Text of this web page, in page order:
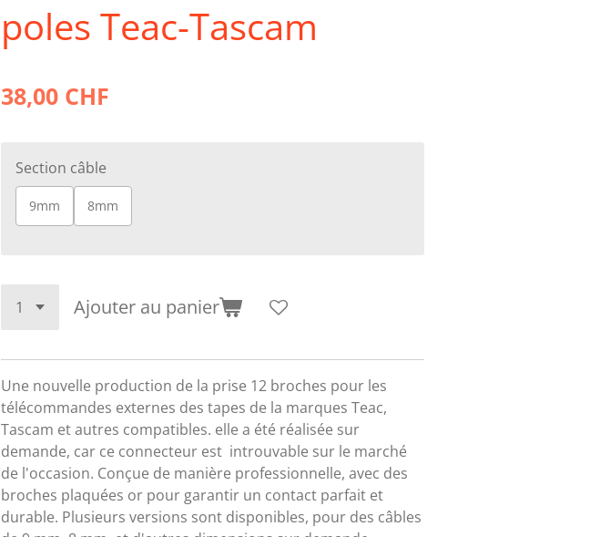
poles Teac-Tascam
38,00 CHF
Section câble
9mm 8mm
Ajouter au panier
Une nouvelle production de la prise 12 broches pour les
télécommandes externes des tapes de la marques Teac,
Tascam et autres compatibles. elle a été réalisée sur
demande, car ce connecteur est introuvable sur le marché
de l'occasion. Conçue de manière professionnelle, avec des
broches plaquées or pour garantir un contact parfait et
durable. Plusieurs versions sont disponibles, pour des câbles